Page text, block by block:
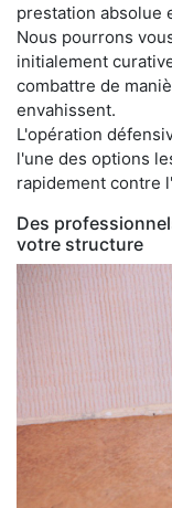
prestation absolue
Nous pourrons
initialement
combattre de
envahissent.
L'opération
l'une des options
rapidement contre
Des
votre structure